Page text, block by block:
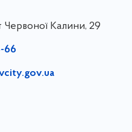
Червоної Калини, 29
66